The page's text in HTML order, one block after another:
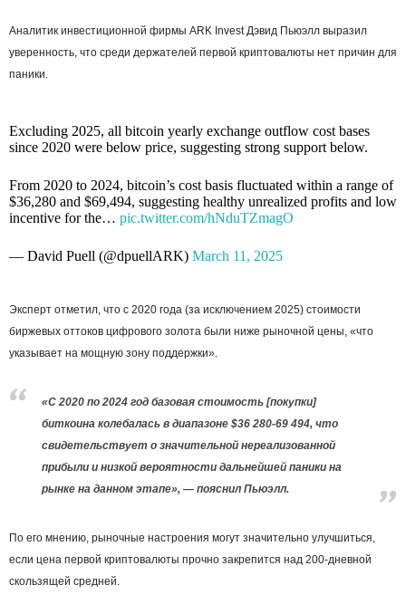
Аналитик инвестиционной фирмы ARK Invest Дэвид Пьюэлл выразил
уверенность, что среди держателей первой криптовалюты нет причин для
паники.
Excluding 2025, all bitcoin yearly exchange outflow cost bases
since 2020 were below price, suggesting strong support below.
From 2020 to 2024, bitcoin’s cost basis fluctuated within a range of
$36,280 and $69,494, suggesting healthy unrealized profits and low
incentive for the… pic.twitter.com/hNduTZmagO
— David Puell (@dpuellARK) March 11, 2025
Эксперт отметил, что с 2020 года (за исключением 2025) стоимости
биржевых оттоков цифрового золота были ниже рыночной цены, «что
указывает на мощную зону поддержки».
«С 2020 по 2024 год базовая стоимость [покупки]
биткоина колебалась в диапазоне $36 280-69 494, что
свидетельствует о значительной нереализованной
прибыли и низкой вероятности дальнейшей паники на
рынке на данном этапе», — пояснил Пьюэлл.
По его мнению, рыночные настроения могут значительно улучшиться,
если цена первой криптовалюты прочно закрепится над 200-дневной
скользящей средней.